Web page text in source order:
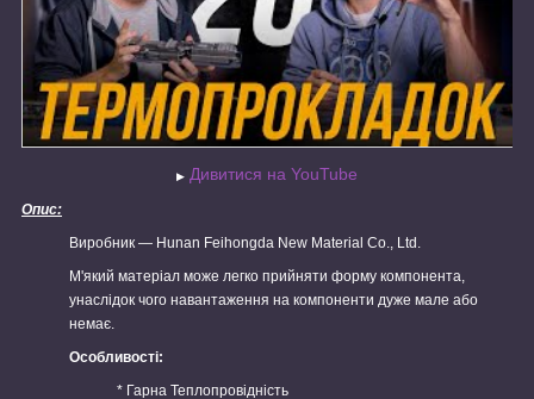
▶ Дивитися на YouTube
Опис:
Виробник — Hunan Feihongda New Material Co., Ltd.
М'який матеріал може легко прийняти форму компонента,
унаслідок чого навантаження на компоненти дуже мале або
немає.
Особливості:
* Гарна Теплопровідність